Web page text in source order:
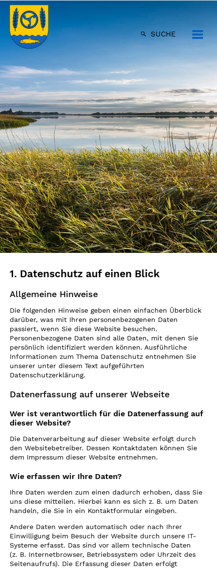
SUCHE
1. Datenschutz auf einen Blick
Allgemeine Hinweise
Die folgenden Hinweise geben einen einfachen Überblick
darüber, was mit Ihren personenbezogenen Daten
passiert, wenn Sie diese Website besuchen.
Personenbezogene Daten sind alle Daten, mit denen Sie
persönlich identifiziert werden können. Ausführliche
Informationen zum Thema Datenschutz entnehmen Sie
unserer unter diesem Text aufgeführten
Datenschutzerklärung.
Datenerfassung auf unserer Webseite
Wer ist verantwortlich für die Datenerfassung auf
dieser Website?
Die Datenverarbeitung auf dieser Website erfolgt durch
den Websitebetreiber. Dessen Kontaktdaten können Sie
dem Impressum dieser Website entnehmen.
Wie erfassen wir Ihre Daten?
Ihre Daten werden zum einen dadurch erhoben, dass Sie
uns diese mitteilen. Hierbei kann es sich z. B. um Daten
handeln, die Sie in ein Kontaktformular eingeben.
Andere Daten werden automatisch oder nach Ihrer
Einwilligung beim Besuch der Website durch unsere IT-
Systeme erfasst. Das sind vor allem technische Daten
(z. B. Internetbrowser, Betriebssystem oder Uhrzeit des
Seitenaufrufs). Die Erfassung dieser Daten erfolgt